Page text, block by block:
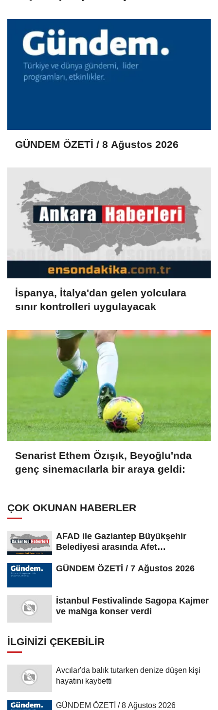
GÜNDEM ÖZETİ / 8 Ağustos 2026
İspanya, İtalya'dan gelen yolculara
sınır kontrolleri uygulayacak
Senarist Ethem Özışık, Beyoğlu'nda
genç sinemacılarla bir araya geldi:
ÇOK OKUNAN HABERLER
AFAD ile Gaziantep Büyükşehir
Belediyesi arasında Afet
GÜNDEM ÖZETİ / 7 Ağustos 2026
İstanbul Festivalinde Sagopa Kajmer
ve maNga konser verdi
İLGINIZI ÇEKEBILIR
Avcılar'da balık tutarken denize düşen kişi
hayatını kaybetti
GÜNDEM ÖZETİ / 8 Ağustos 2026